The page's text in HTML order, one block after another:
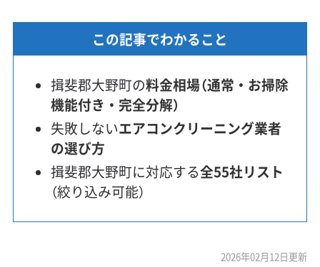
この記事でわかること
揖斐郡大野町の料金相場（通常・お掃除
機能付き・完全分解）
失敗しないエアコンクリーニング業者
の選び方
揖斐郡大野町に対応する全55社リスト
（絞り込み可能）
2026年02月12日更新